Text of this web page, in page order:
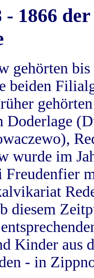
- 1866
gehörten
beiden
Doderlage
wurde im
Freudenfier
diesem
Kinder aus
- in